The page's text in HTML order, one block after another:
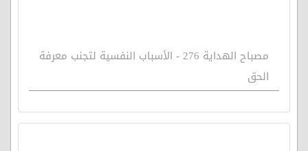
مصباح الهداية 276 - الأسباب النفسية لتجنب معرفة
الحق